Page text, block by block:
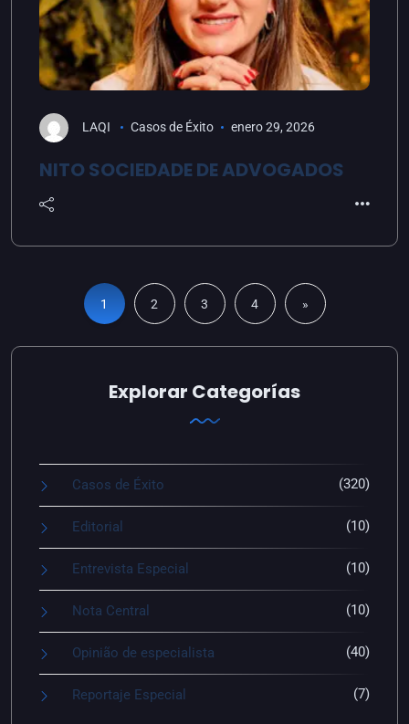
LAQI Casos de Éxito enero 29, 2026
NITO SOCIEDADE DE ADVOGADOS
1 2 3 4 »
Explorar Categorías
Casos de Éxito (320)
Editorial (10)
Entrevista Especial (10)
Nota Central (10)
Opinião de especialista (40)
Reportaje Especial (7)